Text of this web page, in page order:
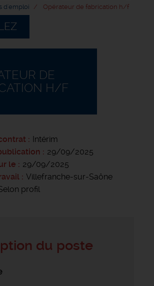
d'emploi Opérateur de fabrication h/f
DE
H/F
Intérim
29/09/2025
le
29/09/2025
Villefranche-sur-Saône
profil
du poste